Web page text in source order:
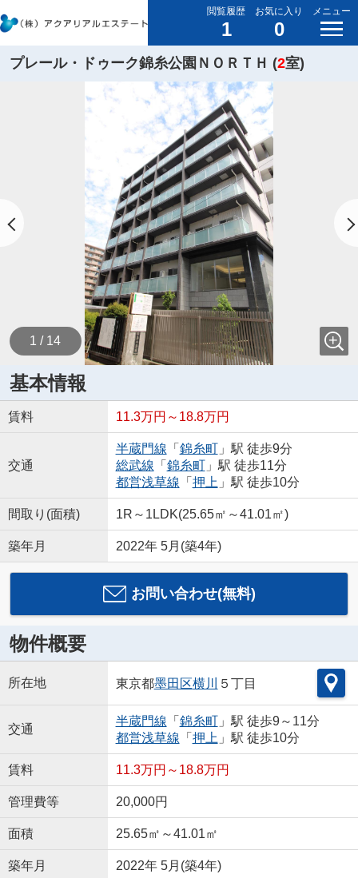
閲覧履歴
1
お気に入り
0
メニュー
プレール・ドゥーク錦糸公園ＮＯＲＴＨ (2室)
1 / 14
基本情報
賃料 11.3万円～18.8万円
交通
半蔵門線 「 錦糸町」駅 徒歩9分
総武線 「 錦糸町」駅 徒歩11分
都営浅草線 「 押上 」駅 徒歩10分
間取り(面積) 1R～1LDK(25.65㎡～41.01㎡)
築年月 2022年 5月(築4年)
お問い合わせ(無料)
物件概要
所在地 東京都墨田区横川 ５丁目
交通
半蔵門線 「 錦糸町」駅 徒歩9～11分
都営浅草線 「 押上 」駅 徒歩10分
賃料 11.3万円～18.8万円
管理費等 20,000円
面積 25.65㎡～41.01㎡
築年月 2022年 5月(築4年)